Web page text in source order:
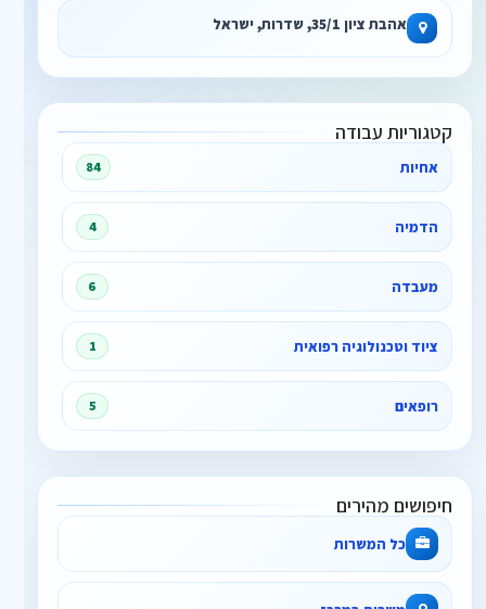
אהבת ציון 35/1, שדרות, ישראל
קטגוריות עבודה
אחיות 84
הדמיה 4
מעבדה 6
ציוד וטכנולוגיה רפואית 1
רופאים 5
חיפושים מהירים
כל המשרות